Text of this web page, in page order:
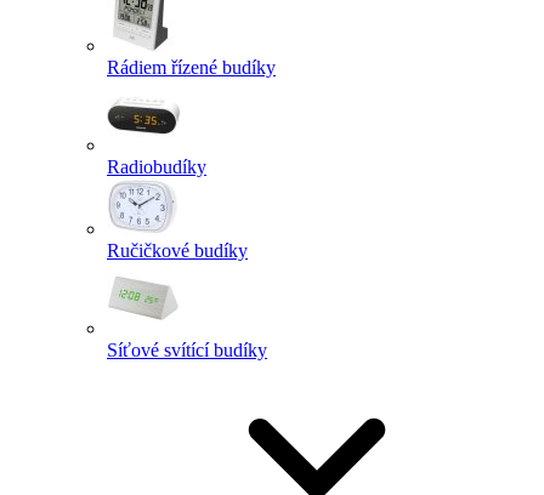
Rádiem řízené budíky
Radiobudíky
Ručičkové budíky
Síťové svítící budíky